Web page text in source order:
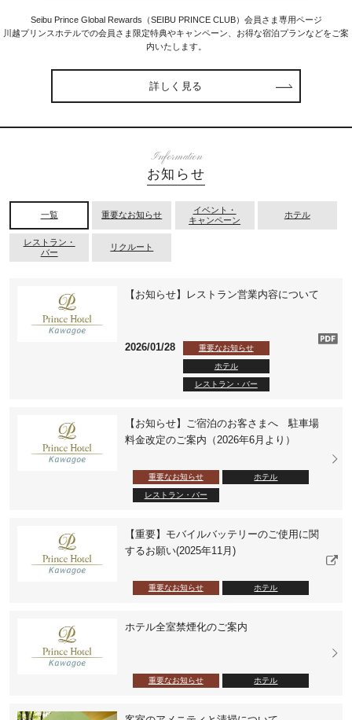
Seibu Prince Global Rewards（SEIBU PRINCE CLUB）会員さま専用ページ
川越プリンスホテルでの会員さま限定特典やキャンペーン、お得な宿泊プランなどをご案
内いたします。
詳しく見る
Information
お知らせ
一覧 重要なお知らせ
イベント・
キャンペーン
ホテル
レストラン・
バー
リクルート
【お知らせ】レストラン営業内容について
2026/01/28 重要なお知らせ
ホテル
レストラン・バー
【お知らせ】ご宿泊のお客さまへ 駐車場
料金改定のご案内（2026年6月より）
重要なお知らせ ホテル
レストラン・バー
【重要】モバイルバッテリーのご使用に関
するお願い(2025年11月)
重要なお知らせ ホテル
ホテル全室禁煙化のご案内
重要なお知らせ ホテル